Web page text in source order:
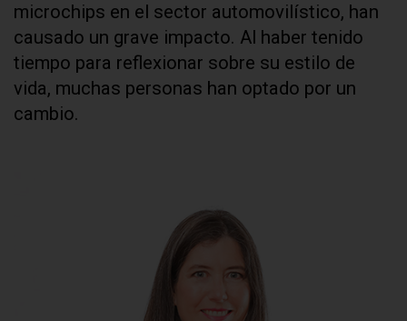
microchips en el sector automovilístico, han
causado un grave impacto. Al haber tenido
tiempo para reflexionar sobre su estilo de
vida, muchas personas han optado por un
cambio.